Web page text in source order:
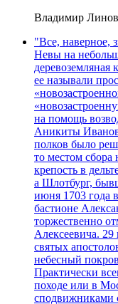
Владимир
"Все, наверное,
Невы на
деревоземляная
ее называли
на помощь
Аникиты
полков было
то местом
крепость в
а Шлотбург,
июня 1703 года
бастионе
торжественно
Алексеевича.
святых
небесный
Практически
походе или в
сподвижниками